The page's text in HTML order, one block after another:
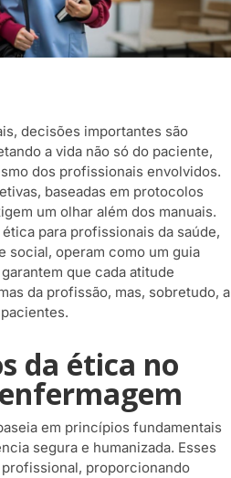
decisões importantes são
a vida não só do paciente,
dos profissionais envolvidos.
baseadas em protocolos
um olhar além dos manuais.
para profissionais da saúde,
social, operam como um guia
que cada atitude
da profissão, mas, sobretudo, a
da ética no
em princípios fundamentais
segura e humanizada. Esses
proporcionando